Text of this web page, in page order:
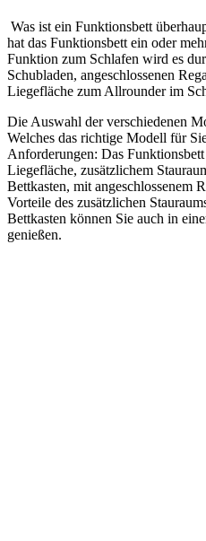
Was ist ein Funktionsbett
hat das Funktionsbett ein oder
Funktion zum Schlafen wird es
Schubladen, angeschlossenen
Liegefläche zum Allrounder im
Die Auswahl der verschiedenen
Welches das richtige Modell für
Anforderungen: Das
Liegefläche, zusätzlichem
Bettkasten, mit angeschlossenem
Vorteile des zusätzlichen
Bettkasten können Sie auch in
genießen.